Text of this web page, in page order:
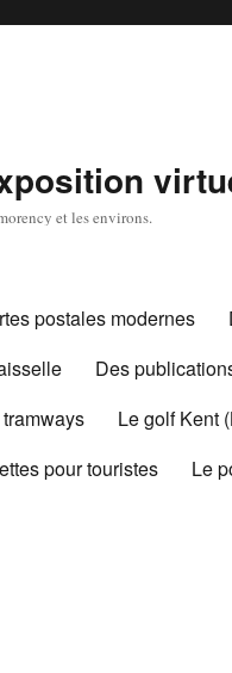
et les environs.
postales modernes
Des
Le golf Kent
pour touristes Le